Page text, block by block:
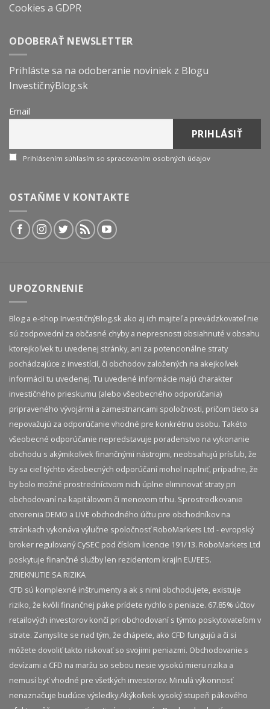
Cookies a GDPR
ODOBERAŤ NEWSLETTER
Prihláste sa na odoberanie noviniek z Blogu
InvestičnýBlog.sk
Email
Prihlásením súhlasím so spracovaním osobných údajov
OSTAŇME V KONTAKTE
UPOZORNENIE
Blog a e-shop InvestičnýBlog.sk ako aj ich majiteľ a prevádzkovateľ nie
sú zodpovední za občasné chyby a nepresnosti obsiahnuté v obsahu
ktorejkoľvek tu uvedenej stránky, ani za potencionálne straty
pochádzajúce z investícií, či obchodov založených na akejkoľvek
informácii tu uvedenej. Tu uvedené informácie majú charakter
investičného prieskumu (alebo všeobecného odporúčania)
pripraveného vývojármi a zamestnancami spoločnosti, pričom tieto sa
nepovažujú za odporúčanie vhodné pre konkrétnu osobu. Takéto
všeobecné odporúčanie nepredstavuje poradenstvo na vykonanie
obchodu s akýmikoľvek finančnými nástrojmi, neobsahujú prísľub, že
by sa cieľ týchto všeobecných odporúčaní mohol naplniť, prípadne, že
by bolo možné prostredníctvom nich úplne eliminovať straty pri
obchodovaní na kapitálovom či menovom trhu. Sprostredkovanie
otvorenia DEMO a LIVE obchodného účtu pre obchodníkov na
stránkach vykonáva výlučne spoločnosť RoboMarkets Ltd - evropský
broker regulovaný CySEC pod číslom licencie 191/13. RoboMarkets Ltd
poskytuje finančné služby len rezidentom krajín EU/EES.
ZRIEKNUTIE SA RIZIKA
CFD sú komplexné inštrumenty a ak s nimi obchodujete, existuje
riziko, že kvôli finančnej páke prídete rychlo o peniaze. 67.85% účtov
retailových investorov končí pri obchodovaní s týmto poskytovateľom v
strate. Zamyslite se nad tým, že chápete, ako CFD fungujú a či si
môžete dovoliť takto riskovať so svojimi peniazmi. Obchodovanie s
devízami a CFD na maržu so sebou nesie vysokú mieru rizika a
nemusí byť vhodné pre všetkých investorov. Minulá výkonnosť
nenaznačuje budúce výsledky.​ Akýkoľvek vysoký stupeň pákového